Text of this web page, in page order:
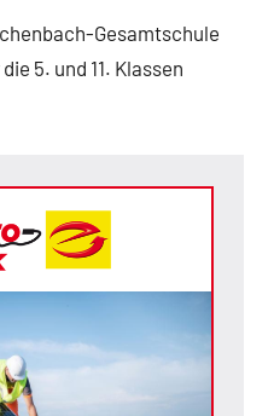
Gesamtschule
5. und 11. Klassen